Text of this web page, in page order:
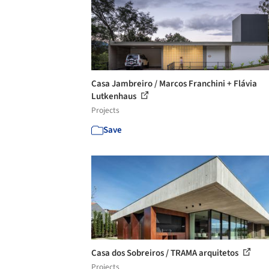
Casa Jambreiro / Marcos Franchini + Flávia
Lutkenhaus
Projects
Save
Casa dos Sobreiros / TRAMA arquitetos